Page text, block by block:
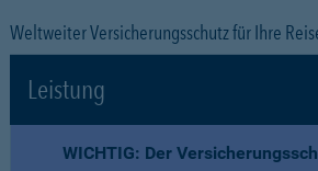
Weltweiter Versicherungsschutz für Ihre
Leistung
WICHTIG: Der